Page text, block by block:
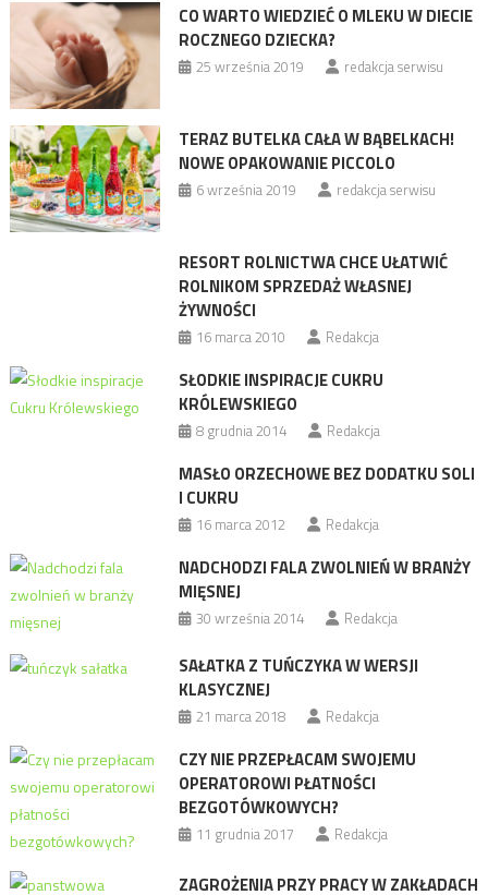
CO WARTO WIEDZIEĆ O MLEKU W DIECIE
ROCZNEGO DZIECKA?
25 września 2019 redakcja serwisu
TERAZ BUTELKA CAŁA W BĄBELKACH!
NOWE OPAKOWANIE PICCOLO
6 września 2019 redakcja serwisu
RESORT ROLNICTWA CHCE UŁATWIĆ
ROLNIKOM SPRZEDAŻ WŁASNEJ
ŻYWNOŚCI
16 marca 2010 Redakcja
SŁODKIE INSPIRACJE CUKRU
KRÓLEWSKIEGO
8 grudnia 2014 Redakcja
MASŁO ORZECHOWE BEZ DODATKU SOLI
I CUKRU
16 marca 2012 Redakcja
NADCHODZI FALA ZWOLNIEŃ W BRANŻY
MIĘSNEJ
30 września 2014 Redakcja
SAŁATKA Z TUŃCZYKA W WERSJI
KLASYCZNEJ
21 marca 2018 Redakcja
CZY NIE PRZEPŁACAM SWOJEMU
OPERATOROWI PŁATNOŚCI
BEZGOTÓWKOWYCH?
11 grudnia 2017 Redakcja
ZAGROŻENIA PRZY PRACY W ZAKŁADACH